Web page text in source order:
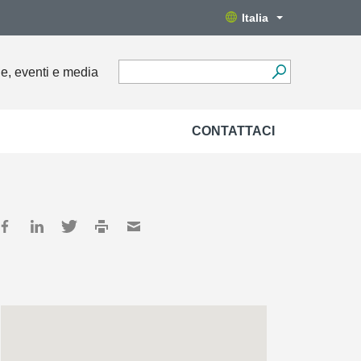
Italia
eventi e media
CONTATTACI